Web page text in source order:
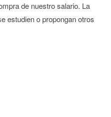
de nuestro salario. La
estudien o propongan otros